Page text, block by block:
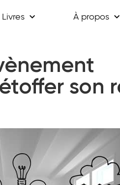
Livres À propos
son